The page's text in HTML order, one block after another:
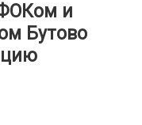
и
Бутово